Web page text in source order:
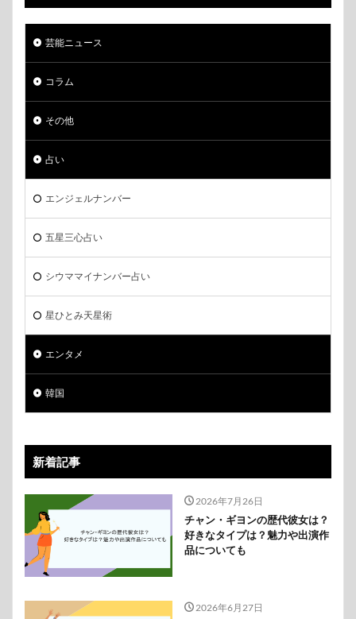
芸能ニュース
コラム
その他
占い
エンジェルナンバー
五星三心占い
シウママイナンバー占い
星ひとみ天星術
エンタメ
韓国
新着記事
2026年7月26日
チャン・ギヨンの歴代彼女は？
好きなタイプは？魅力や出演作
品についても
2026年6月27日